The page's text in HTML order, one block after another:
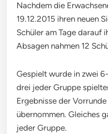
Nachdem die
19.12.2015 ihren neuen
Schüler am Tage darauf
Absagen nahmen 12
Gespielt wurde in zwei
drei jeder Gruppe
Ergebnisse der
übernommen. Gleiches
jeder Gruppe.